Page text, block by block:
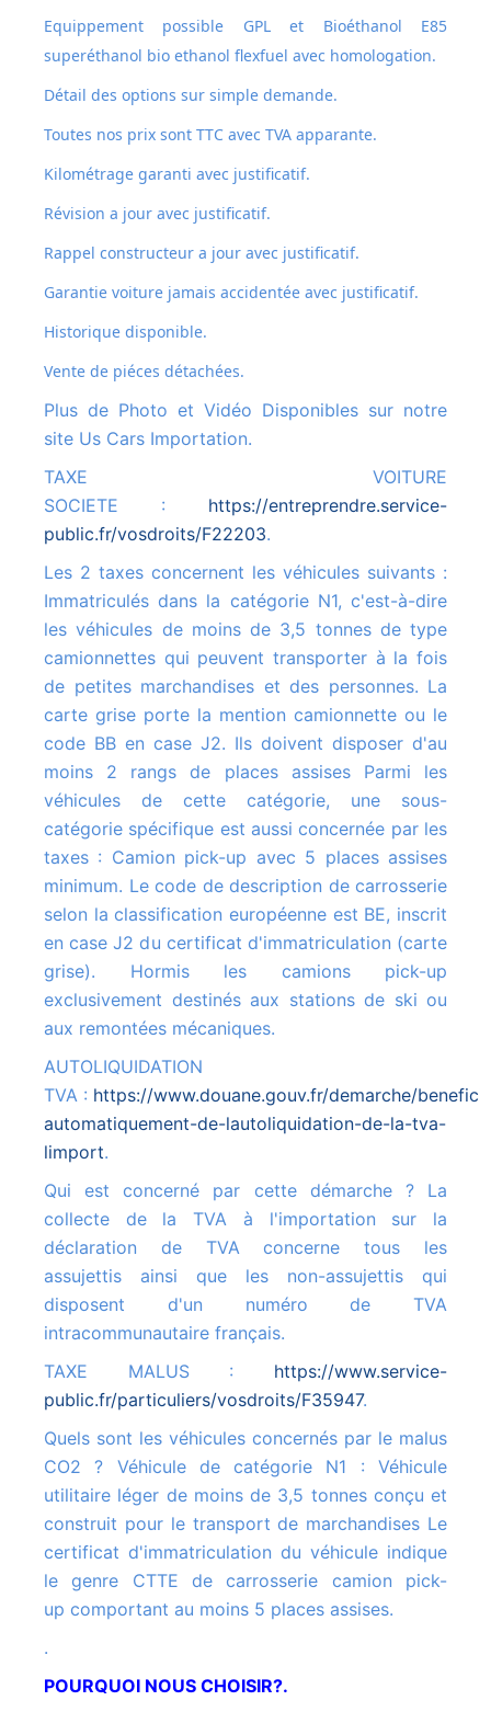
Equippement possible GPL et Bioéthanol E85
superéthanol bio ethanol flexfuel avec homologation.
Détail des options sur simple demande.
Toutes nos prix sont TTC avec TVA apparante.
Kilométrage garanti avec justificatif.
Révision a jour avec justificatif.
Rappel constructeur a jour avec justificatif.
Garantie voiture jamais accidentée avec justificatif.
Historique disponible.
Vente de piéces détachées.
Plus de Photo et Vidéo Disponibles sur notre
site Us Cars Importation.
TAXE VOITURE
SOCIETE : https://entreprendre.service-
public.fr/vosdroits/F22203.
Les 2 taxes concernent les véhicules suivants :
Immatriculés dans la catégorie N1, c'est-à-dire
les véhicules de moins de 3,5 tonnes de type
camionnettes qui peuvent transporter à la fois
de petites marchandises et des personnes. La
carte grise porte la mention camionnette ou le
code BB en case J2. Ils doivent disposer d'au
moins 2 rangs de places assises Parmi les
véhicules de cette catégorie, une sous-
catégorie spécifique est aussi concernée par les
taxes : Camion pick-up avec 5 places assises
minimum. Le code de description de carrosserie
selon la classification européenne est BE, inscrit
en case J2 du certificat d'immatriculation (carte
grise). Hormis les camions pick-up
exclusivement destinés aux stations de ski ou
aux remontées mécaniques.
AUTOLIQUIDATION
TVA : https://www.douane.gouv.fr/demarche/
automatiquement-de-lautoliquidation-de-la-tva-
limport.
Qui est concerné par cette démarche ? La
collecte de la TVA à l'importation sur la
déclaration de TVA concerne tous les
assujettis ainsi que les non-assujettis qui
disposent d'un numéro de TVA
intracommunautaire français.
TAXE MALUS : https://www.service-
public.fr/particuliers/vosdroits/F35947.
Quels sont les véhicules concernés par le malus
CO2 ? Véhicule de catégorie N1 : Véhicule
utilitaire léger de moins de 3,5 tonnes conçu et
construit pour le transport de marchandises Le
certificat d'immatriculation du véhicule indique
le genre CTTE de carrosserie camion pick-
up comportant au moins 5 places assises.
.
POURQUOI NOUS CHOISIR?.